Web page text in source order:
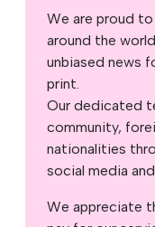
We are proud
around the
unbiased news
print.
Our dedicated
community,
nationalities
social media
We appreciate